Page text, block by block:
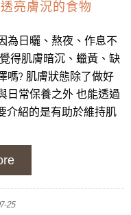
亮膚況的食物
為日曬、熬夜、作息不
得肌膚暗沉、蠟黃、缺
嗎? 肌膚狀態除了做好
日常保養之外 也能透過
介紹的是有助於維持肌
25